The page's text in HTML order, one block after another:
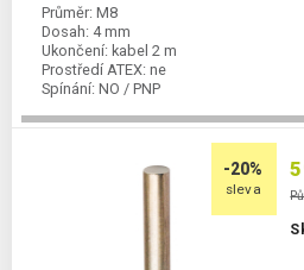
Průměr: M8
Dosah: 4 mm
Ukončení: kabel 2 m
Prostředí ATEX: ne
Spínání: NO / PNP
-20%
sleva